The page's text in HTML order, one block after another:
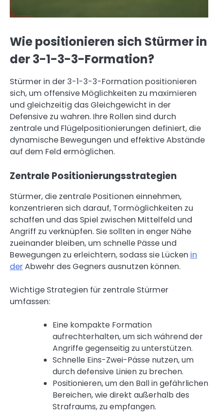
Wie positionieren sich Stürmer in
der 3-1-3-3-Formation?
Stürmer in der 3-1-3-3-Formation positionieren
sich, um offensive Möglichkeiten zu maximieren
und gleichzeitig das Gleichgewicht in der
Defensive zu wahren. Ihre Rollen sind durch
zentrale und Flügelpositionierungen definiert, die
dynamische Bewegungen und effektive Abstände
auf dem Feld ermöglichen.
Zentrale Positionierungsstrategien
Stürmer, die zentrale Positionen einnehmen,
konzentrieren sich darauf, Tormöglichkeiten zu
schaffen und das Spiel zwischen Mittelfeld und
Angriff zu verknüpfen. Sie sollten in enger Nähe
zueinander bleiben, um schnelle Pässe und
Bewegungen zu erleichtern, sodass sie Lücken in
derAbwehr des Gegners ausnutzen können.
Wichtige Strategien für zentrale Stürmer
umfassen:
Eine kompakte Formation
aufrechterhalten, um sich während der
Angriffe gegenseitig zu unterstützen.
Schnelle Eins-Zwei-Pässe nutzen, um
durch defensive Linien zu brechen.
Positionieren, um den Ball in gefährlichen
Bereichen, wie direkt außerhalb des
Strafraums, zu empfangen.